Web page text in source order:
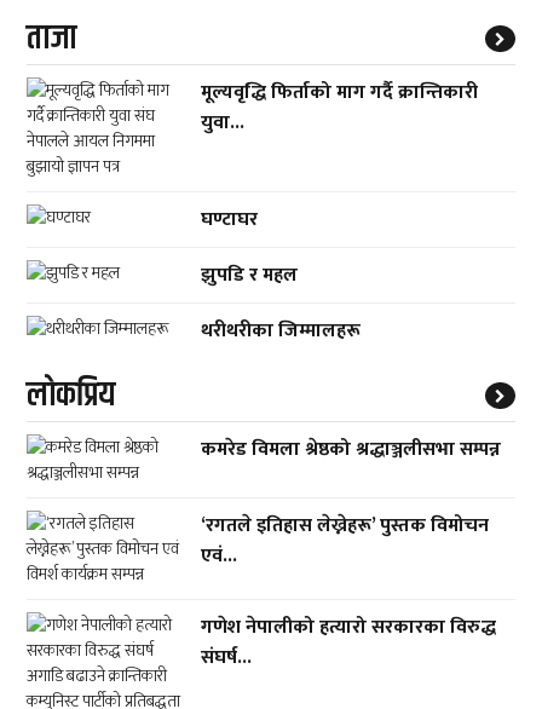
ताजा
मूल्यवृद्धि फिर्ताको माग गर्दै क्रान्तिकारी
युवा...
घण्टाघर
झुपडि र महल
थरीथरीका जिम्मालहरू
लाेकप्रिय
कमरेड विमला श्रेष्ठको श्रद्धाञ्जलीसभा सम्पन्न
‘रगतले इतिहास लेख्नेहरू’ पुस्तक विमोचन
एवं...
गणेश नेपालीको हत्यारो सरकारका विरुद्ध
संघर्ष...